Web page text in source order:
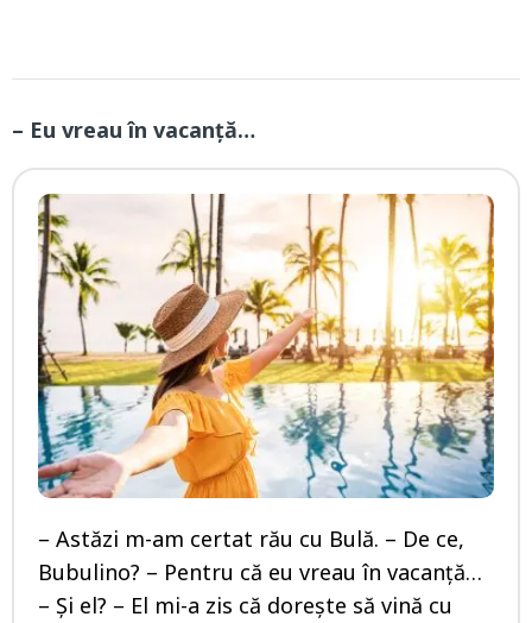
– Eu vreau în vacanță…
– Astăzi m-am certat rău cu Bulă. – De ce,
Bubulino? – Pentru că eu vreau în vacanță…
– Și el? – El mi-a zis că dorește să vină cu